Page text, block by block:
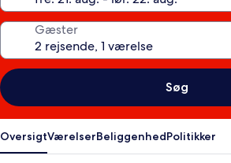
Gæster
Søg
OversigtVærelserBeliggenhedPolitikker